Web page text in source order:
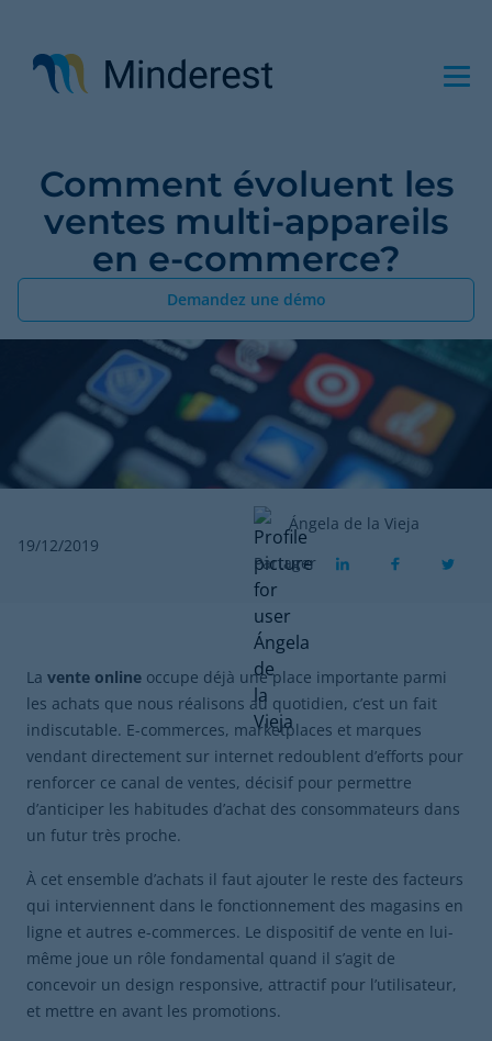
contenu
principal
Comment évoluent les
ventes multi-appareils
en e-commerce?
Demandez une démo
19/12/2019
Ángela de la Vieja
Partager
La vente online occupe déjà une place importante parmi
les achats que nous réalisons au quotidien, c’est un fait
indiscutable. E-commerces, marketplaces et marques
vendant directement sur internet redoublent d’efforts pour
renforcer ce canal de ventes, décisif pour permettre
d’anticiper les habitudes d’achat des consommateurs dans
un futur très proche.
À cet ensemble d’achats il faut ajouter le reste des facteurs
qui interviennent dans le fonctionnement des magasins en
ligne et autres e-commerces. Le dispositif de vente en lui-
même joue un rôle fondamental quand il s’agit de
concevoir un design responsive, attractif pour l’utilisateur,
et mettre en avant les promotions.